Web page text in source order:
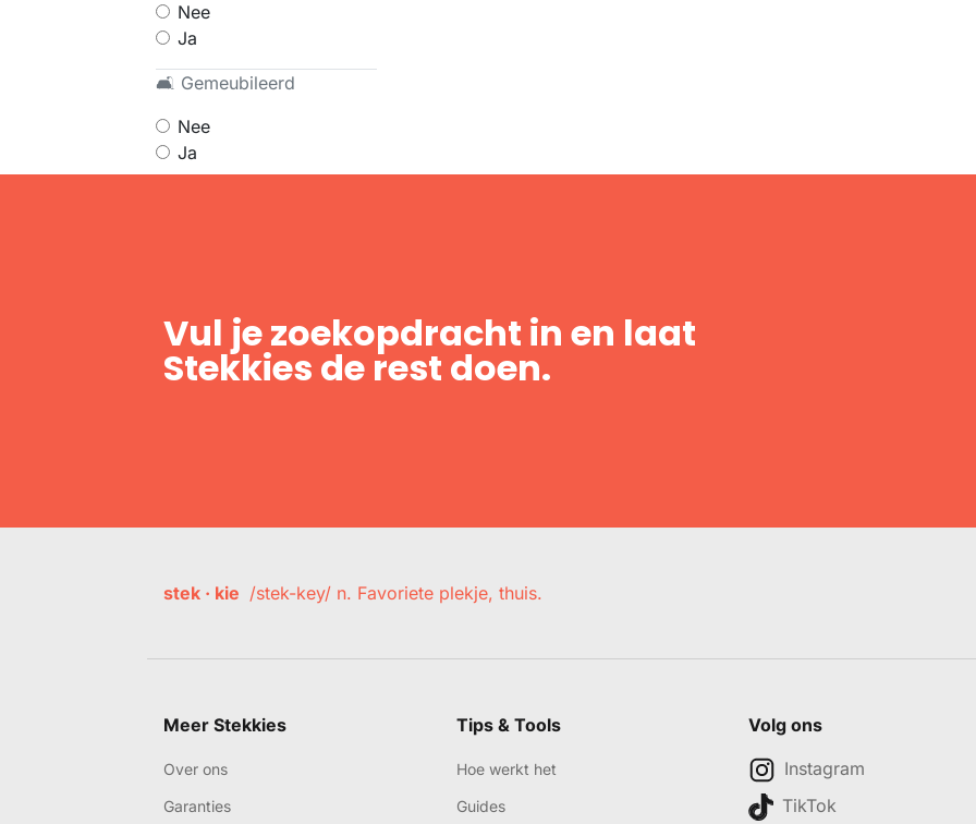
Nee
Ja
🛋 Gemeubileerd
Nee
Ja
Vul je zoekopdracht in en laat
Stekkies de rest doen.
stek · kie /stek-key/ n. Favoriete plekje, thuis.
Meer Stekkies
Over ons
Garanties
Tips & Tools
Hoe werkt het
Guides
Volg ons
Instagram
TikTok